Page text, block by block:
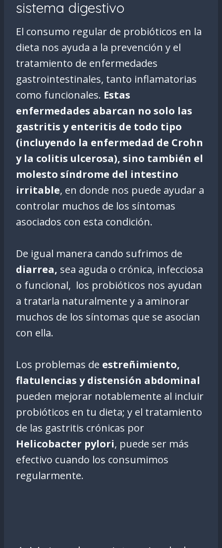
sistema digestivo
El consumo regular de probióticos en la
dieta nos ayuda a la prevención y el
tratamiento de enfermedades
gastrointestinales, tanto inflamatorias
como funcionales. Estas
enfermedades abarcan no solo las
gastritis y enteritis de todo tipo
(incluyendo la enfermedad de Crohn
y la colitis ulcerosa), sino también el
molesto síndrome del intestino
irritable, en donde nos puede ayudar a
controlar muchos de los síntomas
asociados con esta condición.
De igual manera cando sufrimos de
diarrea, sea aguda o crónica, infecciosa
o funcional, los probióticos nos ayudan
a tratarla naturalmente y a aminorar
muchos de los síntomas que se asocian
con ella.
Los problemas de estreñimiento,
flatulencias y distensión abdominal
pueden mejorar notablemente al incluir
probióticos en tu dieta; y el tratamiento
de las gastritis crónicas por
Helicobacter pylori, puede ser más
efectivo cuando los consumimos
regularmente.